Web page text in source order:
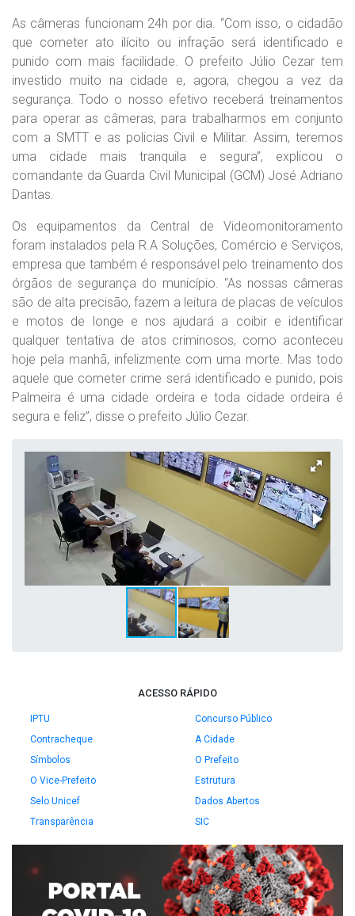
As câmeras funcionam 24h por dia. “Com isso, o cidadão
que cometer ato ilícito ou infração será identificado e
punido com mais facilidade. O prefeito Júlio Cezar tem
investido muito na cidade e, agora, chegou a vez da
segurança. Todo o nosso efetivo receberá treinamentos
para operar as câmeras, para trabalharmos em conjunto
com a SMTT e as policias Civil e Militar. Assim, teremos
uma cidade mais tranquila e segura”, explicou o
comandante da Guarda Civil Municipal (GCM) José Adriano
Dantas.
Os equipamentos da Central de Videomonitoramento
foram instalados pela R.A Soluções, Comércio e Serviços,
empresa que também é responsável pelo treinamento dos
órgãos de segurança do município. “As nossas câmeras
são de alta precisão, fazem a leitura de placas de veículos
e motos de longe e nos ajudará a coibir e identificar
qualquer tentativa de atos criminosos, como aconteceu
hoje pela manhã, infelizmente com uma morte. Mas todo
aquele que cometer crime será identificado e punido, pois
Palmeira é uma cidade ordeira e toda cidade ordeira é
segura e feliz”, disse o prefeito Júlio Cezar.
ACESSO RÁPIDO
IPTU
Concurso Público
Contracheque
A Cidade
Símbolos
O Prefeito
O Vice-Prefeito
Estrutura
Selo Unicef
Dados Abertos
Transparência
SIC